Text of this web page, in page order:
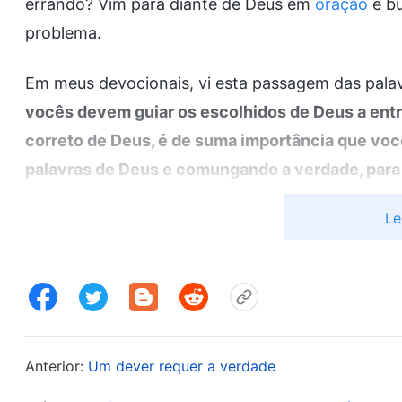
errando? Vim para diante de Deus em oração e
problema.
Em meus devocionais, vi esta passagem das
vocês devem guiar os escolhidos de Deus a
correto de Deus, é de suma importância que
palavras de Deus e comungando a verdade,
Deus e para que eles possam entender a
verdade e entrar em sua realidade se você só
você comunga não for real, se não passar de
com as pessoas e lhes passe sermões, isso
medo de você, e fazem o que você lhes diz e
Anterior: Um dever requer a verdade